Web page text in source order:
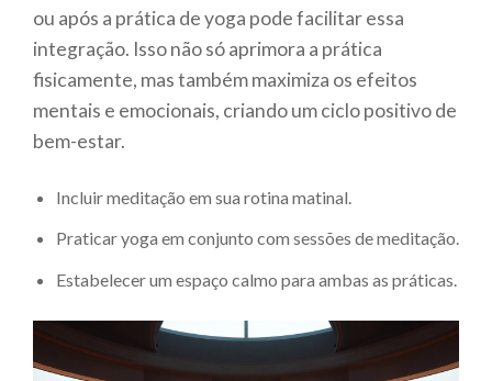
ou após a prática de yoga pode facilitar essa
integração. Isso não só aprimora a prática
fisicamente, mas também maximiza os efeitos
mentais e emocionais, criando um ciclo positivo de
bem-estar.
Incluir meditação em sua rotina matinal.
Praticar yoga em conjunto com sessões de meditação.
Estabelecer um espaço calmo para ambas as práticas.